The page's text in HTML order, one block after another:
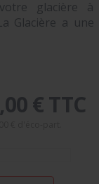
glacière à
Glacière a une
€ TTC